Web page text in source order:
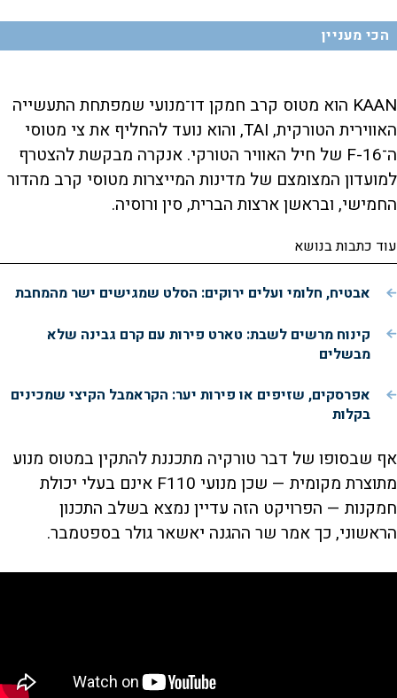
הכי מעניין
KAAN הוא מטוס קרב חמקן דו־מנועי שמפתחת התעשייה
האווירית הטורקית, TAI, והוא נועד להחליף את צי מטוסי
ה־F-16 של חיל האוויר הטורקי. אנקרה מבקשת להצטרף
למועדון המצומצם של מדינות המייצרות מטוסי קרב מהדור
החמישי, ובראשן ארצות הברית, סין ורוסיה.
עוד כתבות בנושא
אבטיח, חלומי ועלים ירוקים: הסלט שמגישים ישר מהמחבת
קינוח מרשים לשבת: טארט פירות עם קרם גבינה שלא
מבשלים
אפרסקים, שזיפים או פירות יער: הקראמבל הקיצי שמכינים
בקלות
אף שבסופו של דבר טורקיה מתכננת להתקין במטוס מנוע
מתוצרת מקומית — שכן מנועי F110 אינם בעלי יכולת
חמקנות — הפרויקט הזה עדיין נמצא בשלב התכנון
הראשוני, כך אמר שר ההגנה יאשאר גולר בספטמבר.